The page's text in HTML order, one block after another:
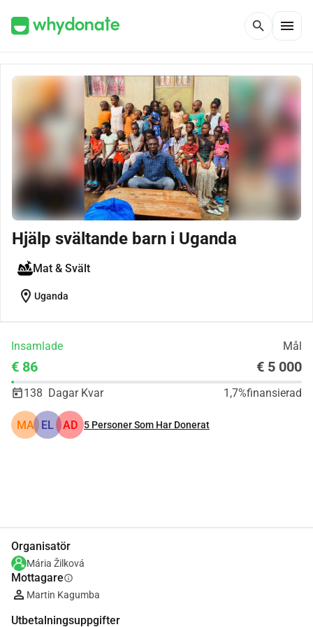
search menu
Hjälp svältande barn i Uganda
Mat & Svält
location_on Uganda
Insamlade Mål
€ 86 € 5 000
138 Dagar Kvar 1,7%finansierad
MA EL AD 5 Personer Som Har Donerat
Organisatör
Mária Žilková
Mottagareinfo
Martin Kagumba
Utbetalningsuppgifter